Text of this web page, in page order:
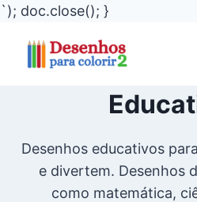
`); doc.close(); }
Desenhos educativos
e divertem. Desenhos
como matemática,